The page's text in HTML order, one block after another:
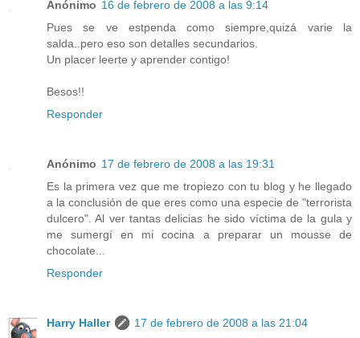
Anónimo 16 de febrero de 2008 a las 9:14
Pues se ve estpenda como siempre,quizá varie la
salda..pero eso son detalles secundarios.
Un placer leerte y aprender contigo!
Besos!!
Responder
Anónimo 17 de febrero de 2008 a las 19:31
Es la primera vez que me tropiezo con tu blog y he llegado
a la conclusión de que eres como una especie de "terrorista
dulcero". Al ver tantas delicias he sido víctima de la gula y
me sumergí en mi cocina a preparar un mousse de
chocolate...
Responder
Harry Haller 17 de febrero de 2008 a las 21:04